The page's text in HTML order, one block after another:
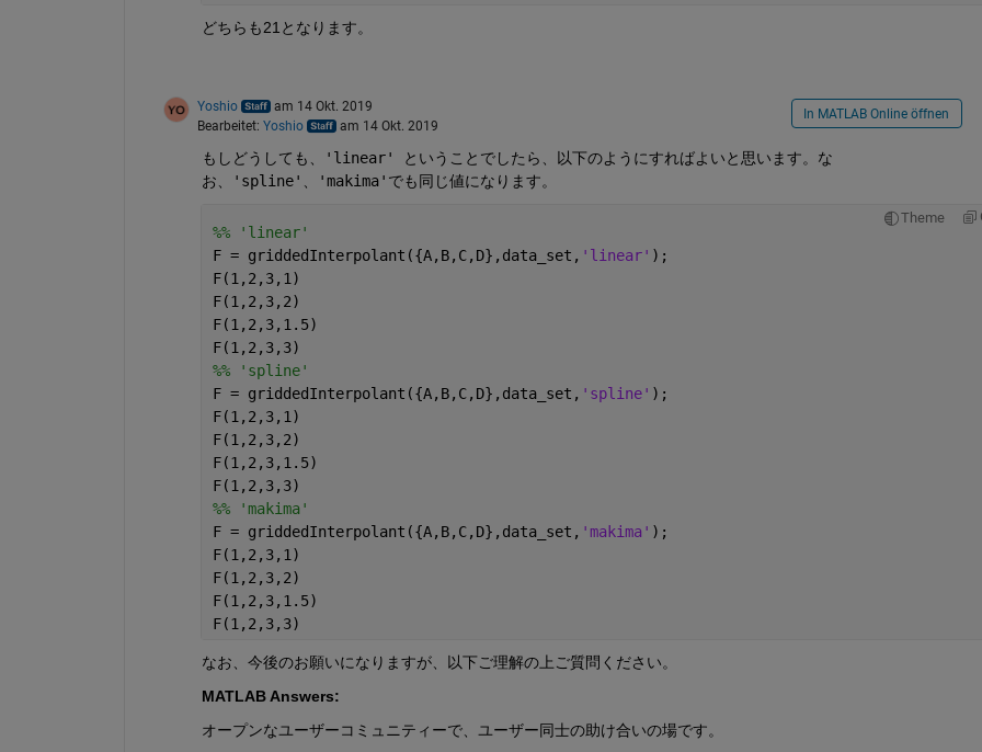
どちらも21となります。
Yoshio
am 14 Okt. 2019
Bearbeitet: Yoshio am 14 Okt. 2019
In MATLAB Online öffnen
もしどうしても、
'linear' ということでしたら、以下のようにすればよいと思います。な
お、'spline'、'makima'でも同じ値になります。
Theme
%% 'linear'
F = griddedInterpolant({A,B,C,D},data_set, 'linear' );
F(1,2,3,1)
F(1,2,3,2)
F(1,2,3,1.5)
F(1,2,3,3)
%% 'spline'
F = griddedInterpolant({A,B,C,D},data_set, 'spline' );
F(1,2,3,1)
F(1,2,3,2)
F(1,2,3,1.5)
F(1,2,3,3)
%% 'makima'
F = griddedInterpolant({A,B,C,D},data_set, 'makima' );
F(1,2,3,1)
F(1,2,3,2)
F(1,2,3,1.5)
F(1,2,3,3)
なお、今後のお願いになりますが、以下ご理解の上ご質問ください。
MATLAB Answers:
オープンなユーザーコミュニティーで、ユーザー同士の助け合いの場です。